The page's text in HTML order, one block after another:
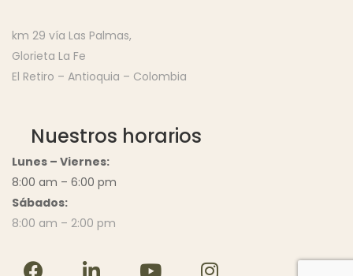
km 29 vía Las Palmas,
Glorieta La Fe
El Retiro – Antioquia – Colombia
Nuestros horarios
Lunes – Viernes:
8:00 am – 6:00 pm
Sábados:
8:00 am – 2:00 pm